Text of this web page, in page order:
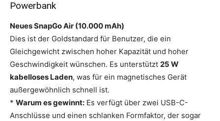
Powerbank
Neues SnapGo Air (10.000 mAh)
Dies ist der Goldstandard für Benutzer, die ein
Gleichgewicht zwischen hoher Kapazität und hoher
Geschwindigkeit wünschen. Es unterstützt 25 W
kabelloses Laden, was für ein magnetisches Gerät
außergewöhnlich schnell ist.
* Warum es gewinnt: Es verfügt über zwei USB-C-
Anschlüsse und einen schlanken Formfaktor, der sogar